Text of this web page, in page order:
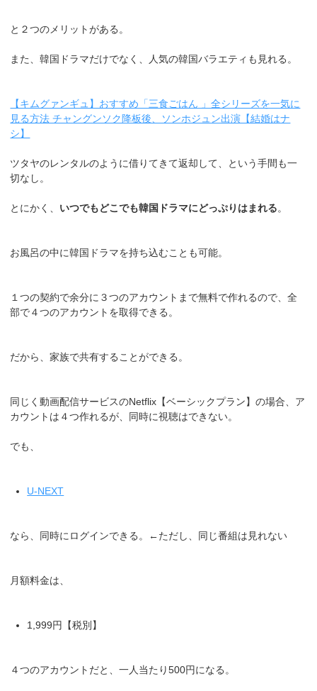
と２つのメリットがある。
また、韓国ドラマだけでなく、人気の韓国バラエティも見れる。
【キムグァンギュ】おすすめ「三食ごはん 」全シリーズを一気に
見る方法 チャングンソク降板後、ソンホジュン出演【結婚はナ
シ】
ツタヤのレンタルのように借りてきて返却して、という手間も一
切なし。
とにかく、 いつでもどこでも韓国ドラマにどっぷりはまれる。
お風呂の中に韓国ドラマを持ち込むことも可能。
１つの契約で余分に３つのアカウントまで無料で作れるので、全
部で４つのアカウントを取得できる。
だから、家族で共有することができる。
同じく動画配信サービスのNetflix【ベーシックプラン】の場合、ア
カウントは４つ作れるが、同時に視聴はできない。
でも、
U-NEXT
なら、同時にログインできる。←ただし、同じ番組は見れない
月額料金は、
1,999円【税別】
４つのアカウントだと、一人当たり500円になる。